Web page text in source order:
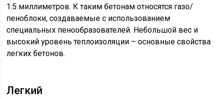
1.5 миллиметров. К таким бетонам относятся газо/
пеноблоки, создаваемые с использованием
специальных пенообразователей. Небольшой вес и
высокий уровень теплоизоляции – основные свойства
легких бетонов.
Легкий